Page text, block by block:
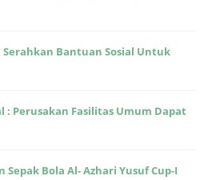
Serahkan Bantuan Sosial Untuk
: Perusakan Fasilitas Umum Dapat
Bola Al- Azhari Yusuf Cup-I